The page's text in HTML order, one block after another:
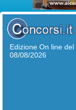
Edizione On line del
08/08/2026